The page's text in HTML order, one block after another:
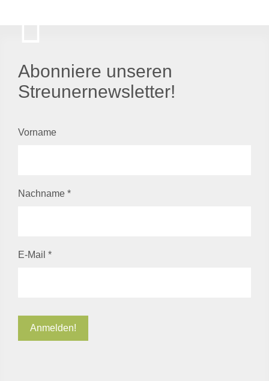
Abonniere unseren
Streunernewsletter!
Vorname
Nachname *
E-Mail *